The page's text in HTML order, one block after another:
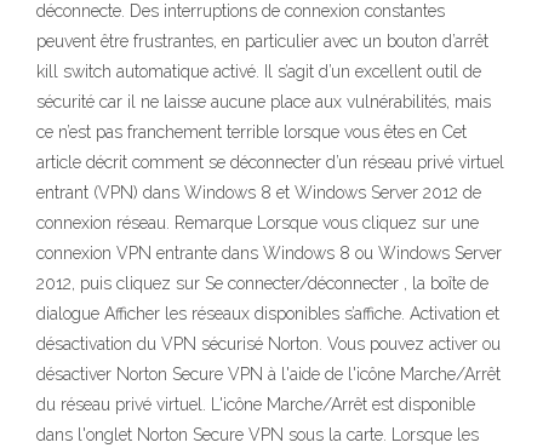
déconnecte. Des interruptions de connexion constantes
peuvent être frustrantes, en particulier avec un bouton d’arrêt
kill switch automatique activé. Il s’agit d’un excellent outil de
sécurité car il ne laisse aucune place aux vulnérabilités, mais
ce n’est pas franchement terrible lorsque vous êtes en Cet
article décrit comment se déconnecter d’un réseau privé virtuel
entrant (VPN) dans Windows 8 et Windows Server 2012 de
connexion réseau. Remarque Lorsque vous cliquez sur une
connexion VPN entrante dans Windows 8 ou Windows Server
2012, puis cliquez sur Se connecter/déconnecter , la boîte de
dialogue Afficher les réseaux disponibles s’affiche. Activation et
désactivation du VPN sécurisé Norton. Vous pouvez activer ou
désactiver Norton Secure VPN à l'aide de l'icône Marche/Arrêt
du réseau privé virtuel. L'icône Marche/Arrêt est disponible
dans l'onglet Norton Secure VPN sous la carte. Lorsque les